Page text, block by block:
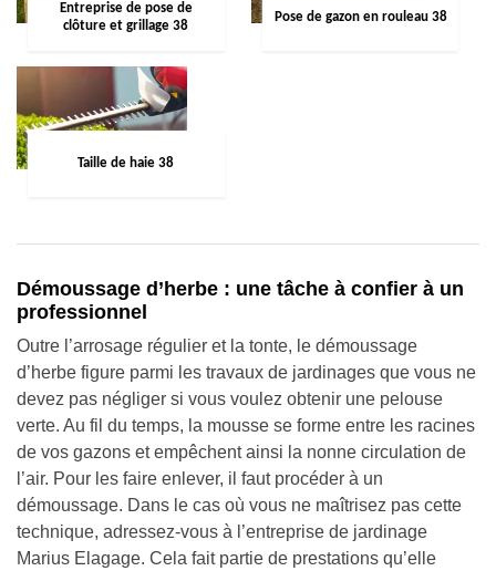
Entreprise de pose de
clôture et grillage 38
Pose de gazon en rouleau 38
Taille de haie 38
Démoussage d’herbe : une tâche à confier à un
professionnel
Outre l’arrosage régulier et la tonte, le démoussage
d’herbe figure parmi les travaux de jardinages que vous ne
devez pas négliger si vous voulez obtenir une pelouse
verte. Au fil du temps, la mousse se forme entre les racines
de vos gazons et empêchent ainsi la nonne circulation de
l’air. Pour les faire enlever, il faut procéder à un
démoussage. Dans le cas où vous ne maîtrisez pas cette
technique, adressez-vous à l’entreprise de jardinage
Marius Elagage. Cela fait partie de prestations qu’elle